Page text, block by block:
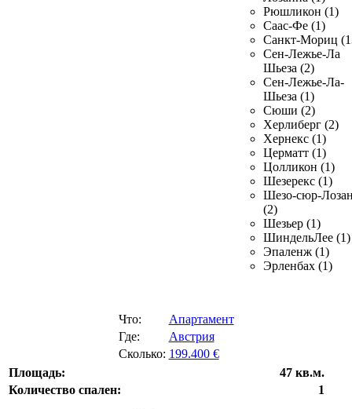
Рюшликон (1)
Саас-Фе (1)
Санкт-Мориц
Сен-Лежье-Ла
Шьеза (2)
Сен-Лежье-Ла-
Шьеза (1)
Сюши (2)
Херлиберг (2)
Хернекс (1)
Церматт (1)
Цолликон (1)
Шезерекс (1)
Шезо-сюр-
(2)
Шезьер (1)
ШиндельЛее (1)
Эпаленж (1)
Эрленбах (1)
Что:
Апартамент
Где:
Австрия
Сколько: 199.400 €
Площадь:
47 кв.м.
Количество спален:
1